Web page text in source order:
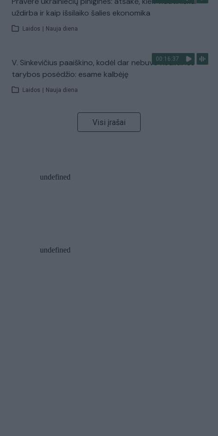
uždirba ir kaip išsilaiko šalies ekonomika
Laidos Nauja diena
00:16:37
V. Sinkevičius paaiškino, kodėl dar nebuvo Koalicinės
tarybos posėdžio: esame kalbėję
Laidos Nauja diena
Visi įrašai